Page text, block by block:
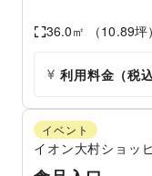
36.0㎡ （10.89坪）
利用料金（税込
イベント
イオン大村ショッ